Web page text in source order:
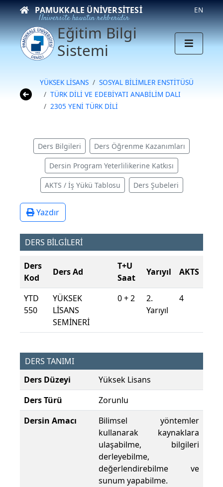
PAMUKKALE ÜNIVERSITESI
Üniversite hayatın rehberidir
EN
Eğitim Bilgi
Sistemi
YÜKSEK LİSANS
SOSYAL BİLİMLER ENSTİTÜSÜ
TÜRK DİLİ VE EDEBİYATI ANABİLİM DALI
2305 YENİ TÜRK DİLİ
Ders Bilgileri Ders Öğrenme Kazanımları
Dersin Program Yeterlilikerine Katkısı
AKTS / İş Yükü Tablosu Ders Şubeleri
Yazdır
DERS BİLGİLERİ
Ders
Kod
Ders Ad
T+U
Saat
Yarıyıl AKTS
YTD
550
YÜKSEK
LİSANS
SEMİNERİ
0 + 2
2.
Yarıyıl
4
DERS TANIMI
Ders Düzeyi
Yüksek Lisans
Ders Türü
Zorunlu
Dersin Amacı
Bilimsel yöntemler
kullanarak kaynaklara
ulaşabilme, bilgileri
derleyebilme,
değerlendirebilme ve
sunum yapabilme.